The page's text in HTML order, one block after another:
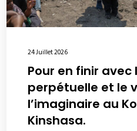
24 Juillet 2026
Pour en finir avec
perpétuelle et le
l’imaginaire au
Kinshasa.